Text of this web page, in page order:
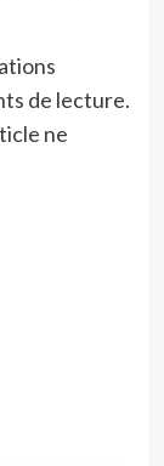
de lecture.
ne